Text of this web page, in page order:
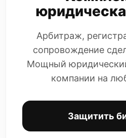
Арбитраж,
сопровождение
Мощный
компании на
Защитить